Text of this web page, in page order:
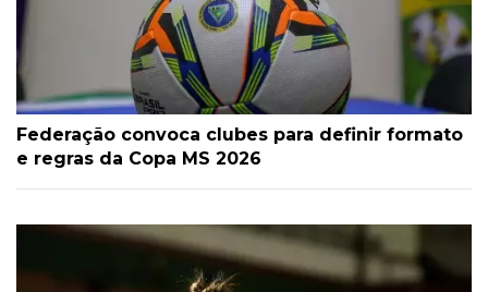
Federação convoca clubes para definir formato
e regras da Copa MS 2026